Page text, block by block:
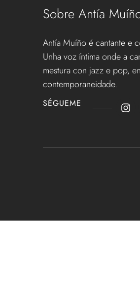
Sobre Antía
Antía Muíño é cantante e
Unha voz íntima onde a
mestura con jazz e pop,
contemporaneidade.
SÉGUEME